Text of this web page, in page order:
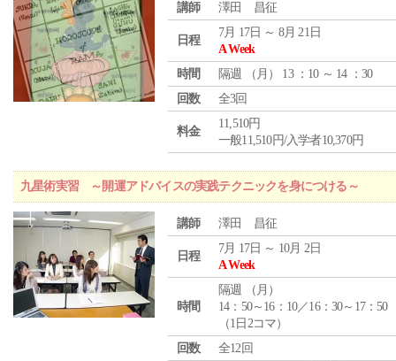
講師 澤田 昌征
日程
7月 17日 ～ 8月 21日
A Week
時間
隔週 （ 月 ） 13 ：10 ～ 14 ：30
回数
全3回
料金
11,510円
一般11,510円/入学者10,370円
九星術実習 ～開運アドバイスの実践テクニックを身につける～
講師 澤田 昌征
日程
7月 17日 ～ 10月 2日
A Week
時間
隔週 （ 月 ）
14：50～16：10／16：30～17：50
（1日2コマ）
回数
全12回